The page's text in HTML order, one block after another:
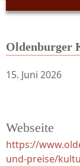
Oldenburger
15. Juni 2026
Webseite
https://
und-preise/